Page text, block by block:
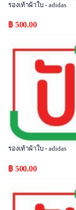
รองเท้าผ้าใบ - adidas
฿ 500.00
Popular
รองเท้าผ้าใบ - adidas
฿ 500.00
Popular